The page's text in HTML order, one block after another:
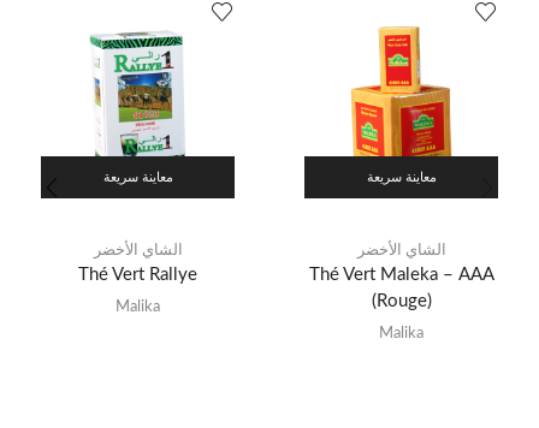
معاينة سريعة
الشاي الأخضر
Thé Vert Maleka – AAA
(Rouge)
Malika
معاينة سريعة
الشاي الأخضر
Thé Vert Rallye
Malika